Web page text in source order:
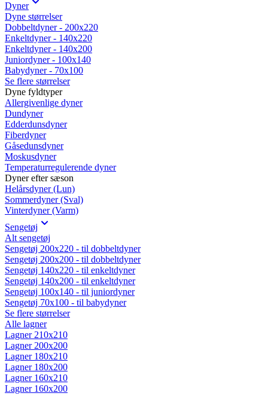
Dyner
Dyne størrelser
Dobbeltdyner - 200x220
Enkeltdyner - 140x220
Enkeltdyner - 140x200
Juniordyner - 100x140
Babydyner - 70x100
Se flere størrelser
Dyne fyldtyper
Allergivenlige dyner
Dundyner
Edderdunsdyner
Fiberdyner
Gåsedunsdyner
Moskusdyner
Temperaturregulerende dyner
Dyner efter sæson
Helårsdyner (Lun)
Sommerdyner (Sval)
Vinterdyner (Varm)
Sengetøj
Alt sengetøj
Sengetøj 200x220 - til dobbeltdyner
Sengetøj 200x200 - til dobbeltdyner
Sengetøj 140x220 - til enkeltdyner
Sengetøj 140x200 - til enkeltdyner
Sengetøj 100x140 - til juniordyner
Sengetøj 70x100 - til babydyner
Se flere størrelser
Alle lagner
Lagner 210x210
Lagner 200x200
Lagner 180x210
Lagner 180x200
Lagner 160x210
Lagner 160x200